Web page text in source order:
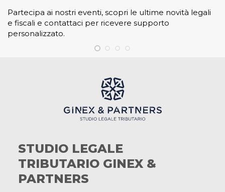
Partecipa ai nostri eventi, scopri le ultime novità legali
e fiscali e contattaci per ricevere supporto
personalizzato.
STUDIO LEGALE
TRIBUTARIO GINEX &
PARTNERS